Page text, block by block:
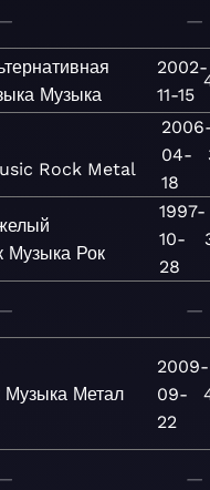
—
Музыка
2002-
11-15
Rock Metal
04-
18
Музыка Рок
1997-
10-
28
—
Музыка Метал
2009-
09-
22
—